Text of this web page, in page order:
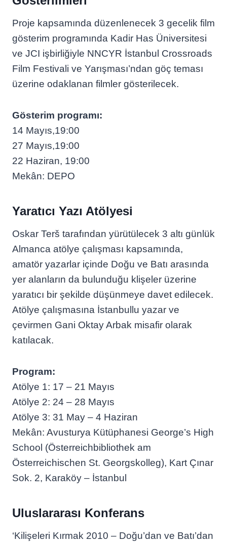
Proje kapsamında düzenlenecek 3 gecelik film
gösterim programında Kadir Has Üniversitesi
ve JCI işbirliğiyle NNCYR İstanbul Crossroads
Film Festivali ve Yarışması’ndan göç teması
üzerine odaklanan filmler gösterilecek.
Gösterim programı:
14 Mayıs,19:00
27 Mayıs,19:00
22 Haziran, 19:00
Mekân: DEPO
Yaratıcı Yazı Atölyesi
Oskar Terš tarafından yürütülecek 3 altı günlük
Almanca atölye çalışması kapsamında,
amatör yazarlar içinde Doğu ve Batı arasında
yer alanların da bulunduğu klişeler üzerine
yaratıcı bir şekilde düşünmeye davet edilecek.
Atölye çalışmasına İstanbullu yazar ve
çevirmen Gani Oktay Arbak misafir olarak
katılacak.
Program:
Atölye 1: 17 – 21 Mayıs
Atölye 2: 24 – 28 Mayıs
Atölye 3: 31 May – 4 Haziran
Mekân: Avusturya Kütüphanesi George’s High
School (Österreichbibliothek am
Österreichischen St. Georgskolleg), Kart Çınar
Sok. 2, Karaköy – İstanbul
Uluslararası Konferans
‘Kilişeleri Kırmak 2010 – Doğu’dan ve Batı’dan